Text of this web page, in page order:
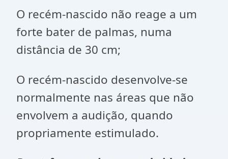
O recém-nascido não reage a um
forte bater de palmas, numa
distância de 30 cm;
O recém-nascido desenvolve-se
normalmente nas áreas que não
envolvem a audição, quando
propriamente estimulado.